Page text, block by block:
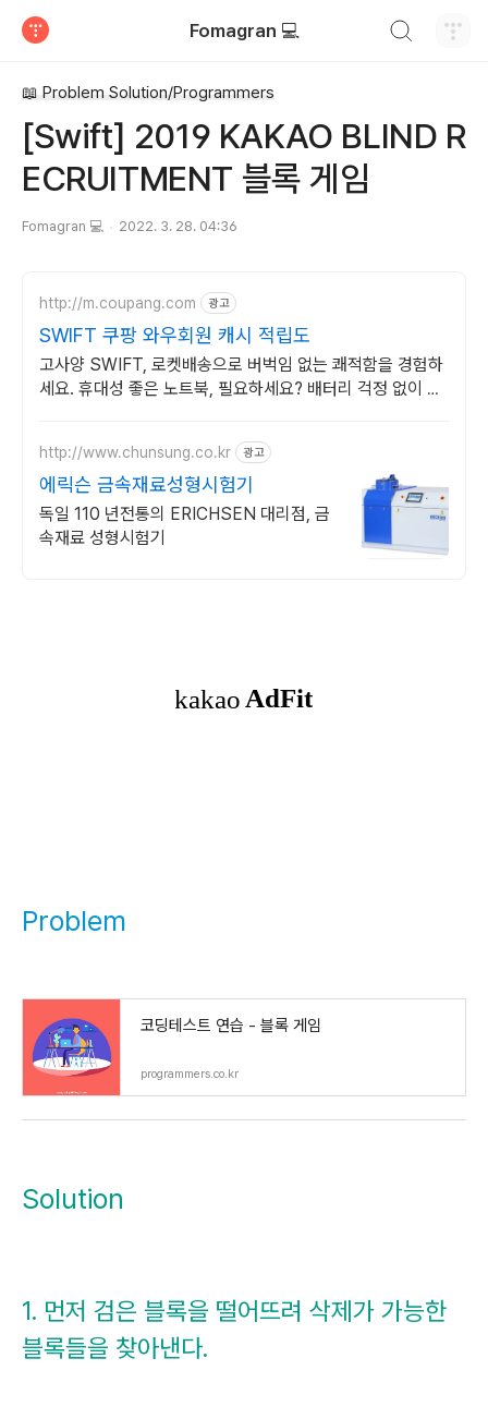
Fomagran 💻
📖 Problem Solution/Programmers
[Swift] 2019 KAKAO BLIND R
ECRUITMENT 블록 게임
Fomagran 💻 2022. 3. 28. 04:36
http://m.coupang.com 광고
SWIFT 쿠팡 와우회원 캐시 적립도
고사양 SWIFT, 로켓배송으로 버벅임 없는 쾌적함을 경험하
세요. 휴대성 좋은 노트북, 필요하세요? 배터리 걱정 없이 쿠
http://www.chunsung.co.kr 광고
에릭슨 금속재료성형시험기
독일 110 년전통의 ERICHSEN 대리점, 금
속재료 성형시험기
Problem
코딩테스트 연습 - 블록 게임
programmers.co.kr
Solution
1. 먼저 검은 블록을 떨어뜨려 삭제가 가능한
블록들을 찾아낸다.